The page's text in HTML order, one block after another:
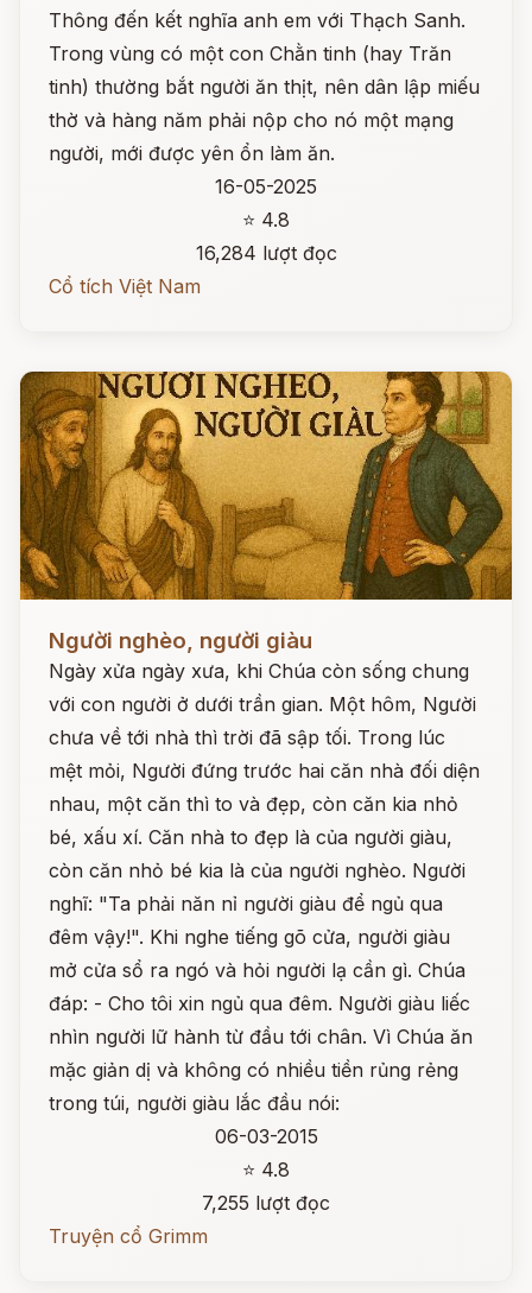
Thông đến kết nghĩa anh em với Thạch Sanh.
Trong vùng có một con Chằn tinh (hay Trăn
tinh) thường bắt người ăn thịt, nên dân lập miếu
thờ và hàng năm phải nộp cho nó một mạng
người, mới được yên ổn làm ăn.
16-05-2025
⭐ 4.8
16,284 lượt đọc
Cổ tích Việt Nam
Người nghèo, người giàu
Ngày xửa ngày xưa, khi Chúa còn sống chung
với con người ở dưới trần gian. Một hôm, Người
chưa về tới nhà thì trời đã sập tối. Trong lúc
mệt mỏi, Người đứng trước hai căn nhà đối diện
nhau, một căn thì to và đẹp, còn căn kia nhỏ
bé, xấu xí. Căn nhà to đẹp là của người giàu,
còn căn nhỏ bé kia là của người nghèo. Người
nghĩ: "Ta phải năn nỉ người giàu để ngủ qua
đêm vậy!". Khi nghe tiếng gõ cửa, người giàu
mở cửa sổ ra ngó và hỏi người lạ cần gì. Chúa
đáp: - Cho tôi xin ngủ qua đêm. Người giàu liếc
nhìn người lữ hành từ đầu tới chân. Vì Chúa ăn
mặc giản dị và không có nhiều tiền rủng rẻng
trong túi, người giàu lắc đầu nói:
06-03-2015
⭐ 4.8
7,255 lượt đọc
Truyện cổ Grimm